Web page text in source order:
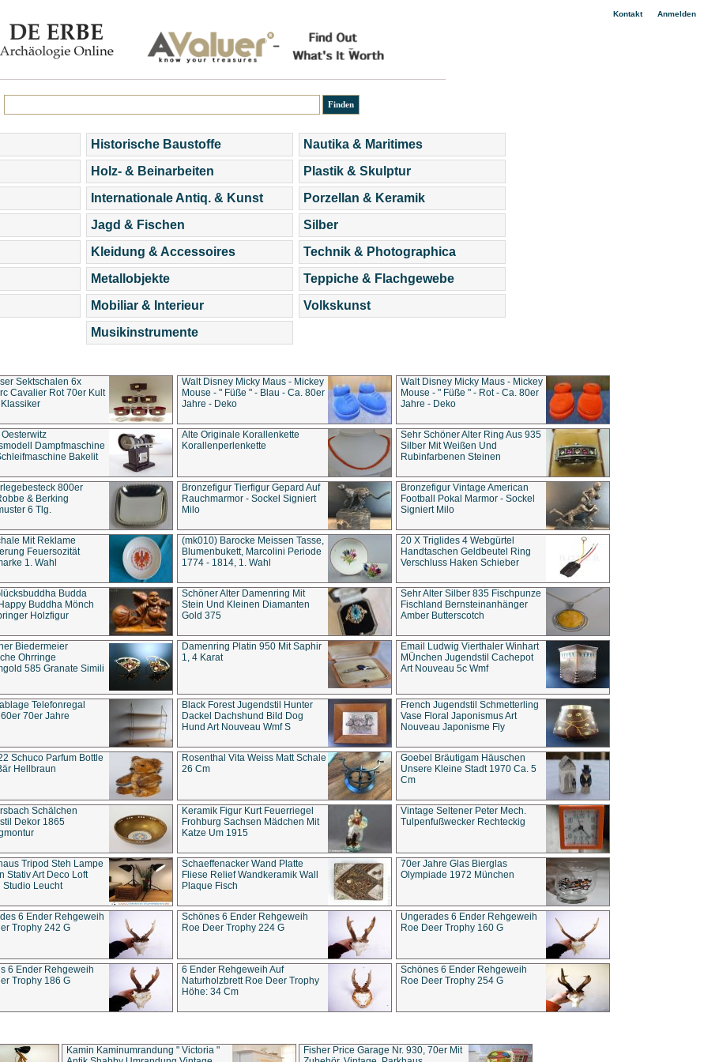
Kontakt| Anmelden
Historische Baustoffe
Holz- & Beinarbeiten
Internationale Antiq. & Kunst
Jagd & Fischen
Kleidung & Accessoires
Metallobjekte
Mobiliar & Interieur
Musikinstrumente
Nautika & Maritimes
Plastik & Skulptur
Porzellan & Keramik
Silber
Technik & Photographica
Teppiche & Flachgewebe
Volkskunst
Sektschalen 6x
Cavalier Rot 70er Kult
Walt Disney Micky Maus - Mickey
Mouse - " Füße " - Blau - Ca. 80er
Jahre - Deko
Walt Disney Micky Maus - Mickey
Mouse - " Füße " - Rot - Ca. 80er
Jahre - Deko
Dampfmaschine
Bakelit
Alte Originale Korallenkette
Korallenperlenkette
Sehr Schöner Alter Ring Aus 935
Silber Mit Weißen Und
Rubinfarbenen Steinen
800er
& Berking
6 Tlg.
Bronzefigur Tierfigur Gepard Auf
Rauchmarmor - Sockel Signiert
Milo
Bronzefigur Vintage American
Football Pokal Marmor - Sockel
Signiert Milo
Mit Reklame
Feuersozität
1. Wahl
(mk010) Barocke Meissen Tasse,
Blumenbukett, Marcolini Periode
1774 - 1814, 1. Wahl
20 X Triglides 4 Webgürtel
Handtaschen Geldbeutel Ring
Verschluss Haken Schieber
Budda
Buddha Mönch
Holzfigur
Schöner Alter Damenring Mit
Stein Und Kleinen Diamanten
Gold 375
Sehr Alter Silber 835 Fischpunze
Fischland Bernsteinanhänger
Amber Butterscotch
Biedermeier
Ohrringe
585 Granate Simili
Damenring Platin 950 Mit Saphir
1, 4 Karat
Email Ludwig Vierthaler Winhart
MÜnchen Jugendstil Cachepot
Art Nouveau 5c Wmf
Telefonregal
70er Jahre
Black Forest Jugendstil Hunter
Dackel Dachshund Bild Dog
Hund Art Nouveau Wmf S
French Jugendstil Schmetterling
Vase Floral Japonismus Art
Nouveau Japonisme Fly
Schuco Parfum Bottle
Hellbraun
Rosenthal Vita Weiss Matt Schale
26 Cm
Goebel Bräutigam Häuschen
Unsere Kleine Stadt 1970 Ca. 5
Cm
Schälchen
Dekor 1865
Keramik Figur Kurt Feuerriegel
Frohburg Sachsen Mädchen Mit
Katze Um 1915
Vintage Seltener Peter Mech.
Tulpenfußwecker Rechteckig
Tripod Steh Lampe
Stativ Art Deco Loft
Studio Leucht
Schaeffenacker Wand Platte
Fliese Relief Wandkeramik Wall
Plaque Fisch
70er Jahre Glas Bierglas
Olympiade 1972 München
6 Ender Rehgeweih
Trophy 242 G
Schönes 6 Ender Rehgeweih
Roe Deer Trophy 224 G
Ungerades 6 Ender Rehgeweih
Roe Deer Trophy 160 G
6 Ender Rehgeweih
Trophy 186 G
6 Ender Rehgeweih Auf
Naturholzbrett Roe Deer Trophy
Höhe: 34 Cm
Schönes 6 Ender Rehgeweih
Roe Deer Trophy 254 G
Kamin Kaminumrandung " Victoria "
Fisher Price Garage Nr. 930, 70er Mit